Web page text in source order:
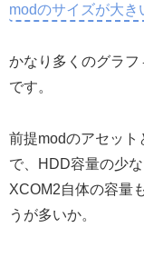
modのサイズが大き
かなり多くのグラ
です。
前提modのアセッ
で、HDD容量の少
XCOM2自体の容量
うが多いか。